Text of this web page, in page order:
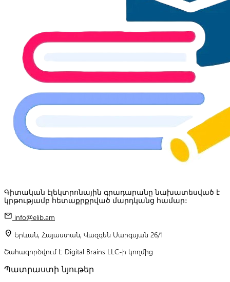
Գիտական էլեկտրոնային գրադարանը նախատեսված է
կրթությամբ հետաքրքրված մարդկանց համար:
mail info@elib.am
location_on Երևան, Հայաստան, Վազգեն Սարգսյան 26/1
Շահագործվում է Digital Brains LLC-ի կողմից
Պատրաստի նյութեր